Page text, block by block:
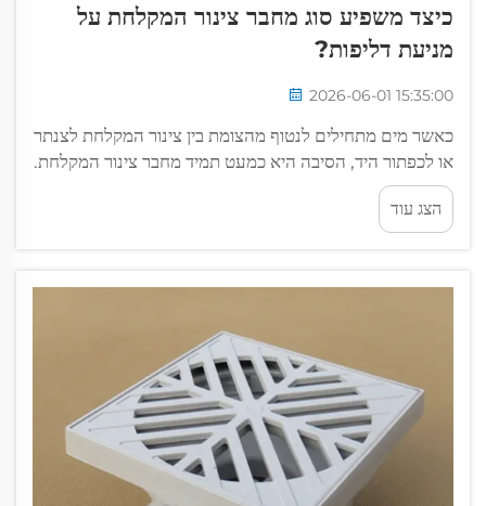
כיצד משפיע סוג מחבר צינור המקלחת על
מניעת דליפות?
2026-06-01 15:35:00
כאשר מים מתחילים לנטוף מהצומת בין צינור המקלחת לצנתר
או לכפתור היד, הסיבה היא כמעט תמיד מחבר צינור המקלחת.
רבים מהקונים ממקדים את תשומת לבם בגוף הצינור עצמו —
באורכו, בריכוכו או במערכת החיסוי שלו — אך...
הצג עוד